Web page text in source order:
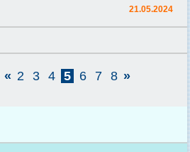
21.05.2024
« 2 3 4 5 6 7 8 »